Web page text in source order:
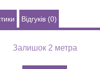
Відгуків (0)
Залишок 2 метра